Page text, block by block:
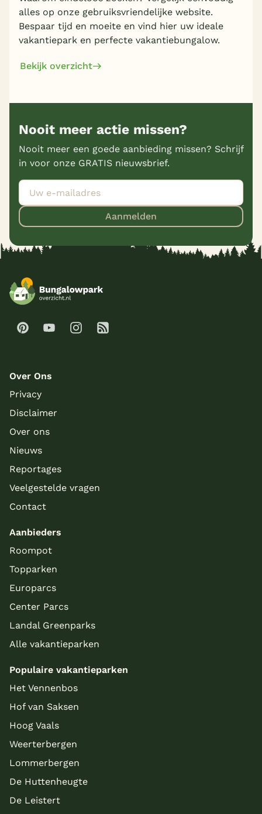
alles op onze gebruiksvriendelijke website.
Bespaar tijd en moeite en vind hier uw ideale
vakantiepark en perfecte vakantiebungalow.
Bekijk overzicht
Nooit meer actie missen?
Nooit meer een goede aanbieding missen? Schrijf
in voor onze GRATIS nieuwsbrief.
Aanmelden
Over Ons
Privacy
Disclaimer
Over ons
Nieuws
Reportages
Veelgestelde vragen
Contact
Aanbieders
Roompot
Topparken
Europarcs
Center Parcs
Landal Greenparks
Alle vakantieparken
Populaire vakantieparken
Het Vennenbos
Hof van Saksen
Hoog Vaals
Weerterbergen
Lommerbergen
De Huttenheugte
De Leistert